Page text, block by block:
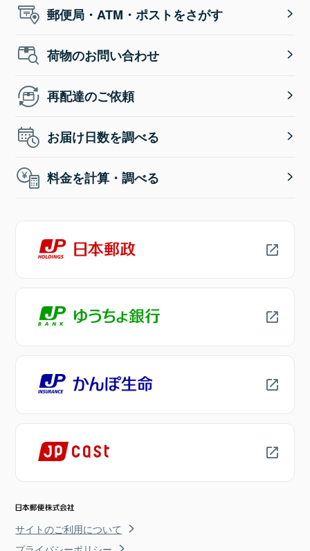
郵便局・ATM・ポストをさがす
荷物のお問い合わせ
再配達のご依頼
お届け日数を調べる
料金を計算・調べる
サイトのご利用について